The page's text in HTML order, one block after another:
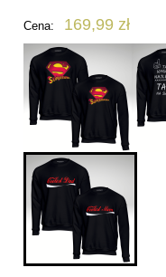
Cena: 169,99 zł